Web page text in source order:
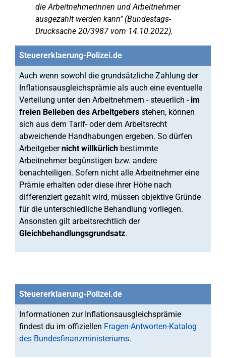
die Arbeitnehmerinnen und Arbeitnehmer
ausgezahlt werden kann" (Bundestags-
Drucksache 20/3987 vom 14.10.2022).
Steuererklaerung-Polizei.de
Auch wenn sowohl die grundsätzliche Zahlung der
Inflationsausgleichsprämie als auch eine eventuelle
Verteilung unter den Arbeitnehmern - steuerlich -im
freien Belieben des Arbeitgebers stehen, können
sich aus dem Tarif- oder dem Arbeitsrecht
abweichende Handhabungen ergeben. So dürfen
Arbeitgebernicht willkürlich bestimmte
Arbeitnehmer begünstigen bzw. andere
benachteiligen. Sofern nicht alle Arbeitnehmer eine
Prämie erhalten oder diese ihrer Höhe nach
differenziert gezahlt wird, müssen objektive Gründe
für die unterschiedliche Behandlung vorliegen.
Ansonsten gilt arbeitsrechtlich der
Gleichbehandlungsgrundsatz.
Steuererklaerung-Polizei.de
Informationen zur Inflationsausgleichsprämie
findest du im offiziellen Fragen-Antworten-Katalog
des Bundesfinanzministeriums.